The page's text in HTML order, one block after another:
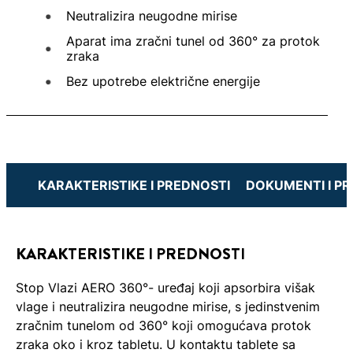
Neutralizira neugodne mirise
Aparat ima zračni tunel od 360° za protok
zraka
Bez upotrebe električne energije
KARAKTERISTIKE I PREDNOSTI DOKUMENTI I
KARAKTERISTIKE I PREDNOSTI
Stop Vlazi AERO 360°- uređaj koji apsorbira višak
vlage i neutralizira neugodne mirise, s jedinstvenim
zračnim tunelom od 360° koji omogućava protok
zraka oko i kroz tabletu. U kontaktu tablete sa